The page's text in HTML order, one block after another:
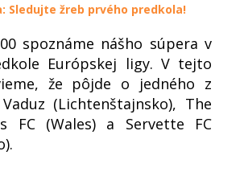
Sledujte žreb prvého predkola!
spoznáme nášho súpera v
Európskej ligy. V tejto
že pôjde o jedného z
(Lichtenštajnsko), The
FC (Wales) a Servette FC